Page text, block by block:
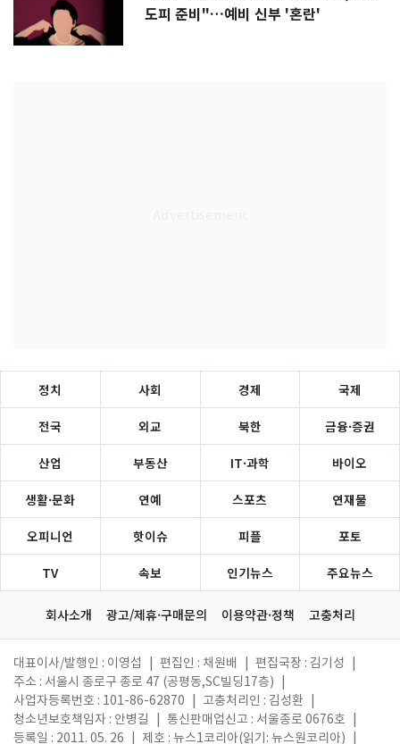
도피 준비"…예비 신부 '혼란'
정치 사회 경제 국제
전국 외교 북한 금융·증권
산업 부동산 IT·과학 바이오
생활·문화 연예 스포츠 연재물
오피니언 핫이슈 피플 포토
TV 속보 인기뉴스 주요뉴스
회사소개 광고/제휴·구매문의 이용약관·정책 고충처리
대표이사/발행인 : 이영섭 편집인 : 채원배 편집국장 : 김기성
주소 : 서울시 종로구 종로 47 (공평동,SC빌딩17층)
사업자등록번호 : 101-86-62870
고충처리인 : 김성환
청소년보호책임자 : 안병길
통신판매업신고 : 서울종로 0676호
등록일 : 2011. 05. 26
제호 : 뉴스1코리아(읽기: 뉴스원코리아)